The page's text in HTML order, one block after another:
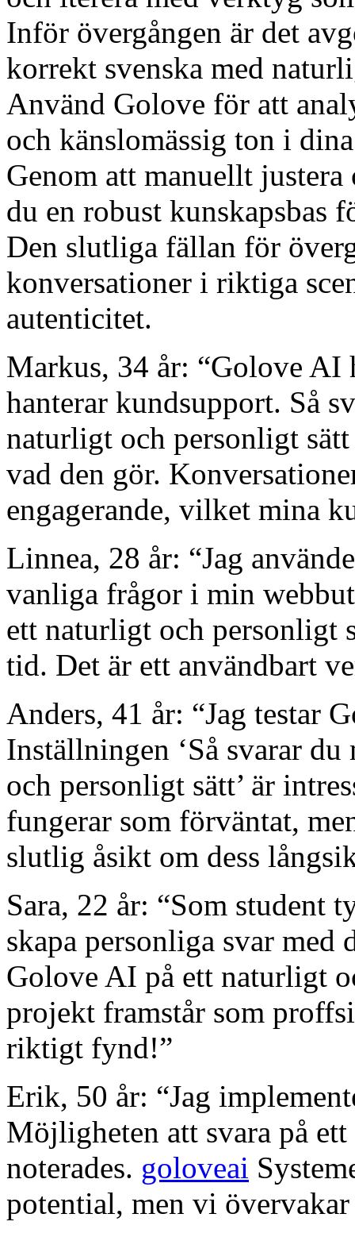
Inför övergången är det
korrekt svenska med
Använd Golove för att
och känslomässig ton i
Genom att manuellt
du en robust kunskapsbas
Den slutliga fällan för
konversationer i riktiga
autenticitet.
Markus, 34 år: “Golove
hanterar kundsupport. Så
naturligt och personligt
vad den gör.
engagerande, vilket mina
Linnea, 28 år: “Jag
vanliga frågor i min
ett naturligt och personligt
tid. Det är ett användbart
Anders, 41 år: “Jag testar
Inställningen ‘Så svarar
och personligt sätt’ är
fungerar som förväntat,
slutlig åsikt om dess
Sara, 22 år: “Som student
skapa personliga svar med
Golove AI på ett naturligt
projekt framstår som
riktigt fynd!”
Erik, 50 år: “Jag
Möjligheten att svara på
noterades. goloveai
potential, men vi